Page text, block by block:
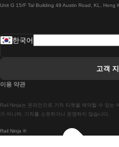
로마에서 나
마드리드-리
마드리드에서 바르셀
Unit G 15/F Tal Building 49 Austin Road, KL, Hong
Rail Ninja ®
Rail Ninja는 온라인으로 기차 티켓을 예약할 수 있는
가 아니며, 기차를 소유하거나 운영하지 않습니다.
한국어
고객
이용 약관